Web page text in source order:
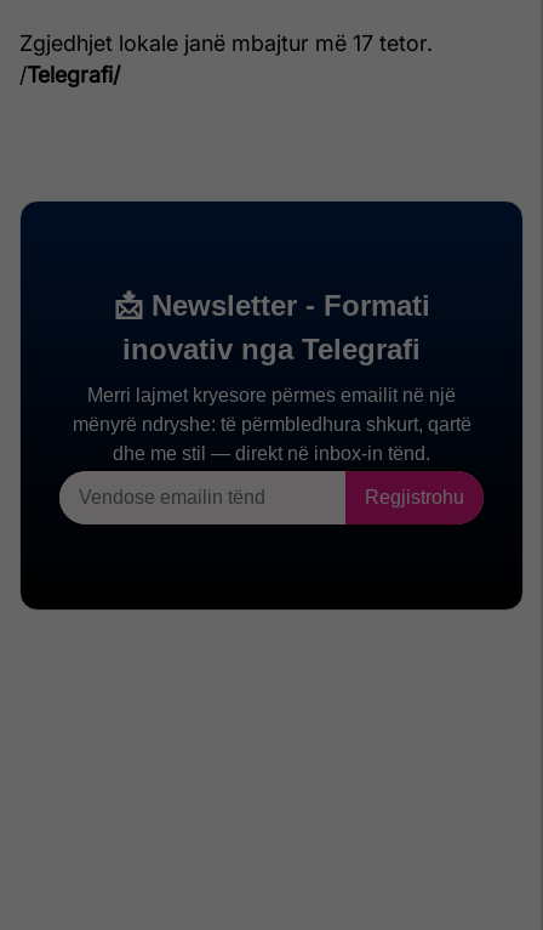
Zgjedhjet lokale janë mbajtur më 17 tetor.
/Telegrafi/